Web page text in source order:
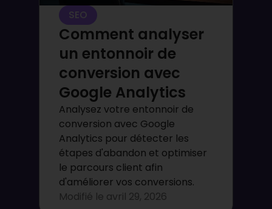
SEO
Comment analyser
un entonnoir de
conversion avec
Google Analytics
Analysez votre entonnoir de
conversion avec Google
Analytics pour détecter les
étapes d'abandon et optimiser
le parcours client afin
d'améliorer vos conversions.
Modifié le avril 29, 2026